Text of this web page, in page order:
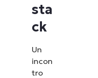
sta
ck
Un
incon
tro